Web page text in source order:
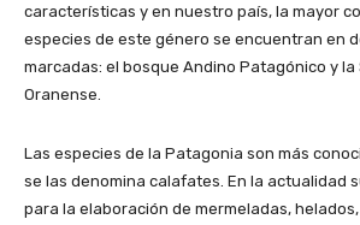
características y en nuestro país, la mayor
especies de este género se encuentran en
marcadas: el bosque Andino Patagónico y la
Oranense.
Las especies de la Patagonia son más
se las denomina calafates. En la actualidad
para la elaboración de mermeladas,